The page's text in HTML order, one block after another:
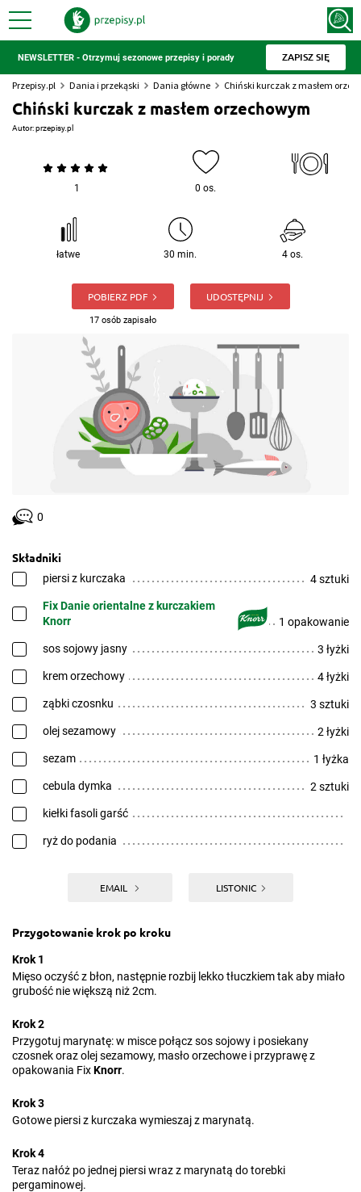
NEWSLETTER - Otrzymuj sezonowe przepisy i porady ZAPISZ SIĘ
Przepisy.pl Dania i przekąski Dania główne Chiński kurczak z masłem
Chiński kurczak z masłem orzechowym
Autor:przepisy.pl
1 0 os.
łatwe 30 min. 4 os.
POBIERZ PDF
17 osób zapisało
UDOSTĘPNIJ
0
Składniki
piersi z kurczaka 4 sztuki
Fix Danie orientalne z kurczakiem
Knorr
1 opakowanie
sos sojowy jasny 3 łyżki
krem orzechowy 4 łyżki
ząbki czosnku 3 sztuki
olej sezamowy 2 łyżki
sezam 1 łyżka
cebula dymka 2 sztuki
kiełki fasoli garść
ryż do podania
EMAIL LISTONIC
Przygotowanie krok po kroku
Krok 1
Mięso oczyść z błon, następnie rozbij lekko tłuczkiem tak aby miało
grubość nie większą niż 2cm.
Krok 2
Przygotuj marynatę: w misce połącz sos sojowy i posiekany
czosnek oraz olej sezamowy, masło orzechowe i przyprawę z
opakowania FixKnorr.
Krok 3
Gotowe piersi z kurczaka wymieszaj z marynatą.
Krok 4
Teraz nałóż po jednej piersi wraz z marynatą do torebki
pergaminowej.